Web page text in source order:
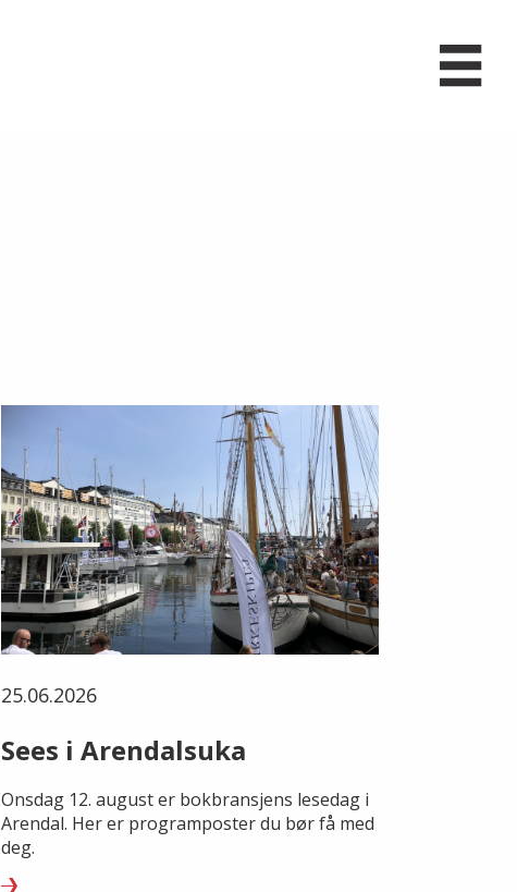
25.06.2026
Sees i Arendalsuka
Onsdag 12. august er bokbransjens lesedag i
Arendal. Her er programposter du bør få med
deg.